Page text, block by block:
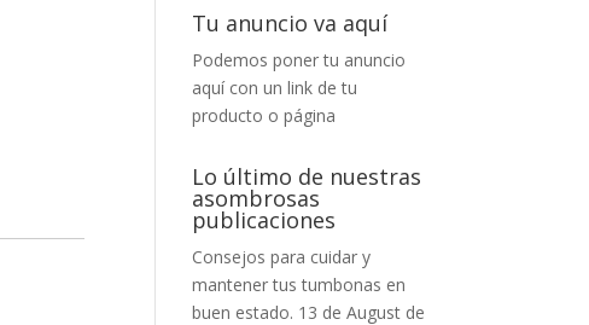
Tu anuncio va aquí
Podemos poner tu anuncio
aquí con un link de tu
producto o página
Lo último de nuestras
asombrosas
publicaciones
Consejos para cuidar y
mantener tus tumbonas en
buen estado. 13 de August de